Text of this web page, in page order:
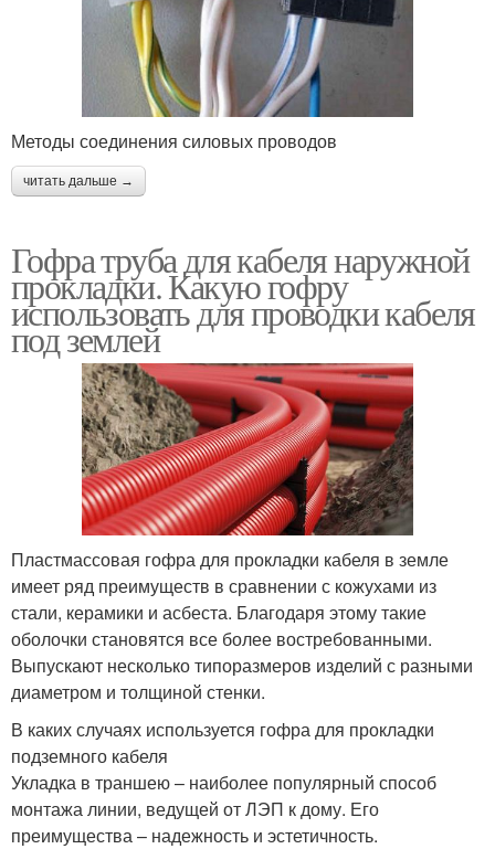
Методы соединения силовых проводов
читать дальше →
Гофра труба для кабеля наружной
прокладки. Какую гофру
использовать для проводки кабеля
под землей
Пластмассовая гофра для прокладки кабеля в земле
имеет ряд преимуществ в сравнении с кожухами из
стали, керамики и асбеста. Благодаря этому такие
оболочки становятся все более востребованными.
Выпускают несколько типоразмеров изделий с разными
диаметром и толщиной стенки.
В каких случаях используется гофра для прокладки
подземного кабеля
Укладка в траншею – наиболее популярный способ
монтажа линии, ведущей от ЛЭП к дому. Его
преимущества – надежность и эстетичность.